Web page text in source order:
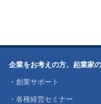
企業をお考えの方、起業家
・ 創業サポート
・ 各種経営セミナー